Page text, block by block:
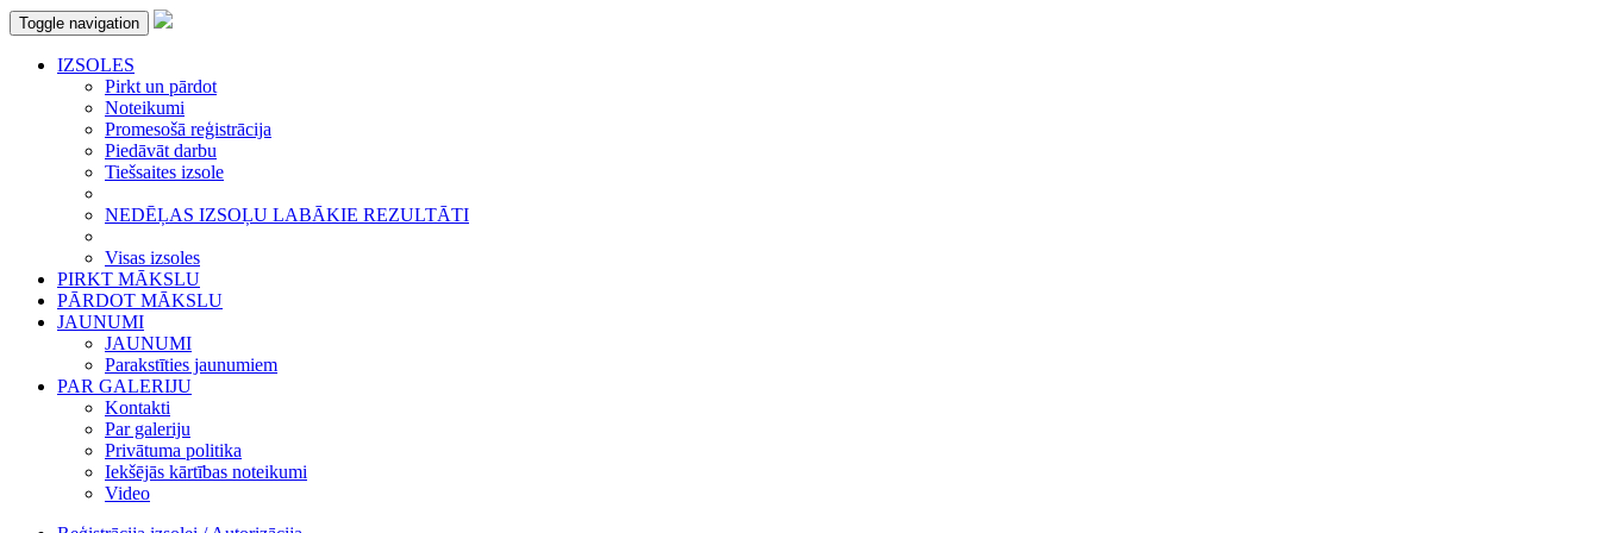
Toggle navigation
IZSOLES
Pirkt un pārdot
Noteikumi
Promesošā reģistrācija
Piedāvāt darbu
Tiešsaites izsole
NEDĒĻAS IZSOĻU LABĀKIE REZULTĀTI
Visas izsoles
PIRKT MĀKSLU
PĀRDOT MĀKSLU
JAUNUMI
JAUNUMI
Parakstīties jaunumiem
PAR GALERIJU
Kontakti
Par galeriju
Privātuma politika
Iekšējās kārtības noteikumi
Video